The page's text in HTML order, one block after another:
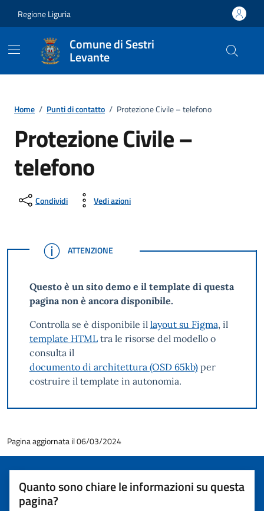
Regione Liguria
Comune di Sestri
Levante
Home / Punti di contatto / Protezione Civile – telefono
Protezione Civile –
telefono
Condividi Vedi azioni
ATTENZIONE
ATTENZIONE
Questo è un sito demo e il template di questa
pagina non è ancora disponibile.
Controlla se è disponibile il layout su Figma, il
template HTMLtra le risorse del modello o
consulta il
documento di architettura (OSD 65kb)per
costruire il template in autonomia.
Pagina aggiornata il 06/03/2024
Quanto sono chiare le informazioni su questa
pagina?